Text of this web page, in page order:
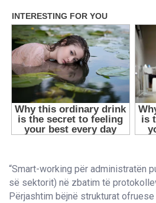
“Smart-working për administratën
së sektorit) në zbatim të
Përjashtim bëjnë strukturat